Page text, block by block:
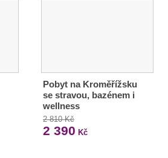
Pobyt na Kroměřížsku
se stravou, bazénem i
wellness
2 810 Kč
2 390 Kč